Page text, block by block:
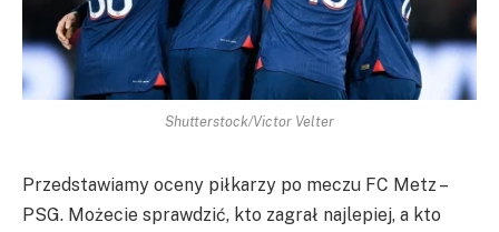
Shutterstock/Victor Velter
Przedstawiamy oceny piłkarzy po meczu FC Metz –
PSG. Możecie sprawdzić, kto zagrał najlepiej, a kto